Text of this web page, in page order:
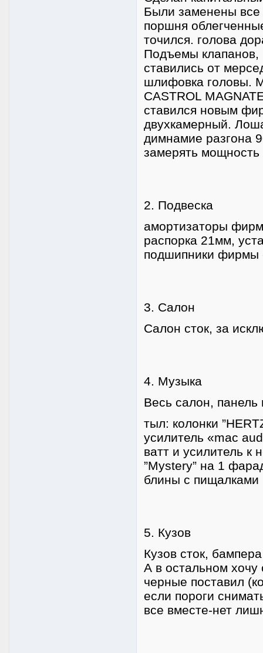
Были заменены все
поршня
точился. голова
Подъемы клапанов,
ставились от
шлифовка головы.
CASTROL
ставился новым
двухкамерный.
димнамие разгона
замерять мощность
2. Подвеска
амортизаторы
распорка 21мм,
подшипники фирмы
3. Салон
Салон сток, за
4. Музыка
Весь салон, панель
тыл: колонки
усилитель «mac
ватт и усилитель к
”Mystery” на 1
блины с пищалками
5. Кузов
Кузов сток,
А в остальном хочу
черные поставил
если пороги
все вместе-нет